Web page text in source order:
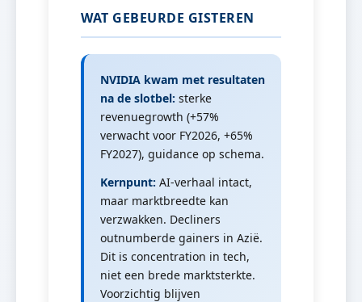
WAT GEBEURDE GISTEREN
NVIDIA kwam met resultaten
na de slotbel: sterke
revenuegrowth (+57%
verwacht voor FY2026, +65%
FY2027), guidance op schema.
Kernpunt: AI-verhaal intact,
maar marktbreedte kan
verzwakken. Decliners
outnumberde gainers in Azië.
Dit is concentration in tech,
niet een brede marktsterkte.
Voorzichtig blijven